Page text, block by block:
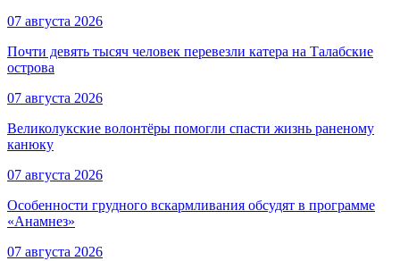
07 августа 2026
Почти девять тысяч человек перевезли катера на Талабские
острова
07 августа 2026
Великолукские волонтёры помогли спасти жизнь раненому
канюку
07 августа 2026
Особенности грудного вскармливания обсудят в программе
«Анамнез»
07 августа 2026